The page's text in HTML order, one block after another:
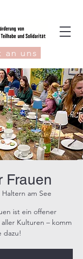
an uns
Frauen
Haltern am See
ist ein offener
Kulturen – komm
dazu!​